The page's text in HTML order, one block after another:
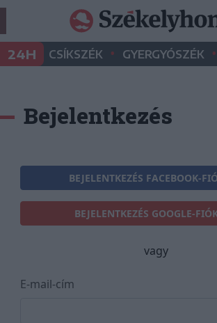
24H CSÍKSZÉK • GYERGYÓSZÉK •
Bejelentkezés
BEJELENTKEZÉS FACEBOOK-
BEJELENTKEZÉS GOOGLE-
vagy
E-mail-cím